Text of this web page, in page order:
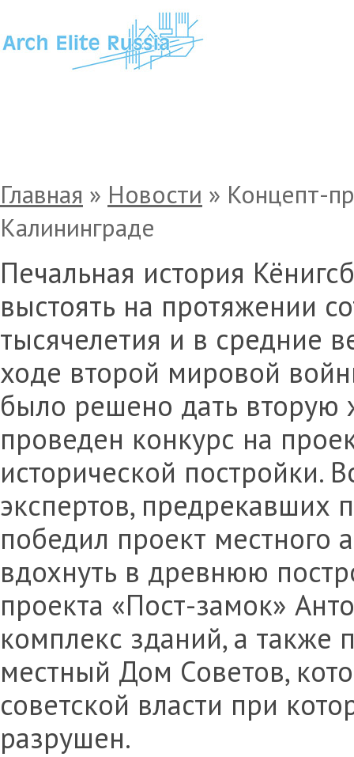
Главная » Новости » Концепт-
Калининграде
Печальная история
выстоять на протяжении
тысячелетия и в средние
ходе второй мировой
было решено дать
проведен конкурс на
исторической постройки.
экспертов, предрекавших
победил проект местного
вдохнуть в древнюю
проекта «Пост-замок»
комплекс зданий, а также
местный Дом Советов,
советской власти при
разрушен.